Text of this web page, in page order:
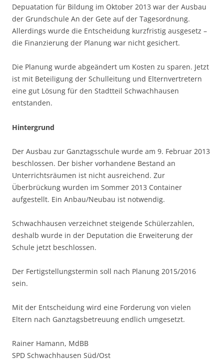
Depuatation für Bildung im Oktober 2013 war der Ausbau
der Grundschule An der Gete auf der Tagesordnung.
Allerdings wurde die Entscheidung kurzfristig ausgesetz –
die Finanzierung der Planung war nicht gesichert.
Die Planung wurde abgeändert um Kosten zu sparen. Jetzt
ist mit Beteiligung der Schulleitung und Elternvertretern
eine gut Lösung für den Stadtteil Schwachhausen
entstanden.
Hintergrund
Der Ausbau zur Ganztagsschule wurde am 9. Februar 2013
beschlossen. Der bisher vorhandene Bestand an
Unterrichtsräumen ist nicht ausreichend. Zur
Überbrückung wurden im Sommer 2013 Container
aufgestellt. Ein Anbau/Neubau ist notwendig.
Schwachhausen verzeichnet steigende Schülerzahlen,
deshalb wurde in der Deputation die Erweiterung der
Schule jetzt beschlossen.
Der Fertigstellungstermin soll nach Planung 2015/2016
sein.
Mit der Entscheidung wird eine Forderung von vielen
Eltern nach Ganztagsbetreuung endlich umgesetzt.
Rainer Hamann, MdBB
SPD Schwachhausen Süd/Ost